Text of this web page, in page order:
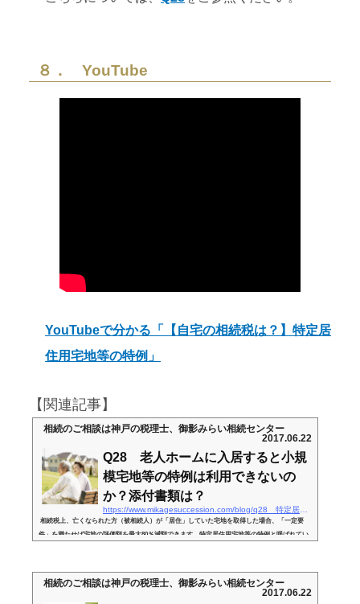
８． YouTube
YouTubeで分かる「【自宅の相続税は？】特定居
住用宅地等の特例」
【関連記事】
相続のご相談は神戸の税理士、御影みらい相続センター
2017.06.22
Q28 老人ホームに入居すると小規
模宅地等の特例は利用できないの
か？添付書類は？
相続税上、亡くなられた方（被相続人）が「居住」していた宅地を取得した場合、「一定要
件」を満たせば宅地の評価額を最大80％減額できます。特定居住用宅地等の特例と呼ばれてい
用宅地等の特例の「居住要件」を満たさないのか？という論点です。&...
相続のご相談は神戸の税理士、御影みらい相続センター
2017.06.22